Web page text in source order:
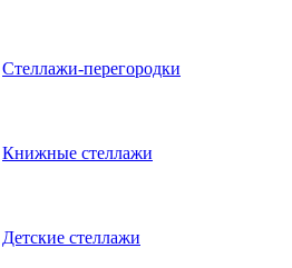
Стеллажи-перегородки
Книжные стеллажи
Детские стеллажи